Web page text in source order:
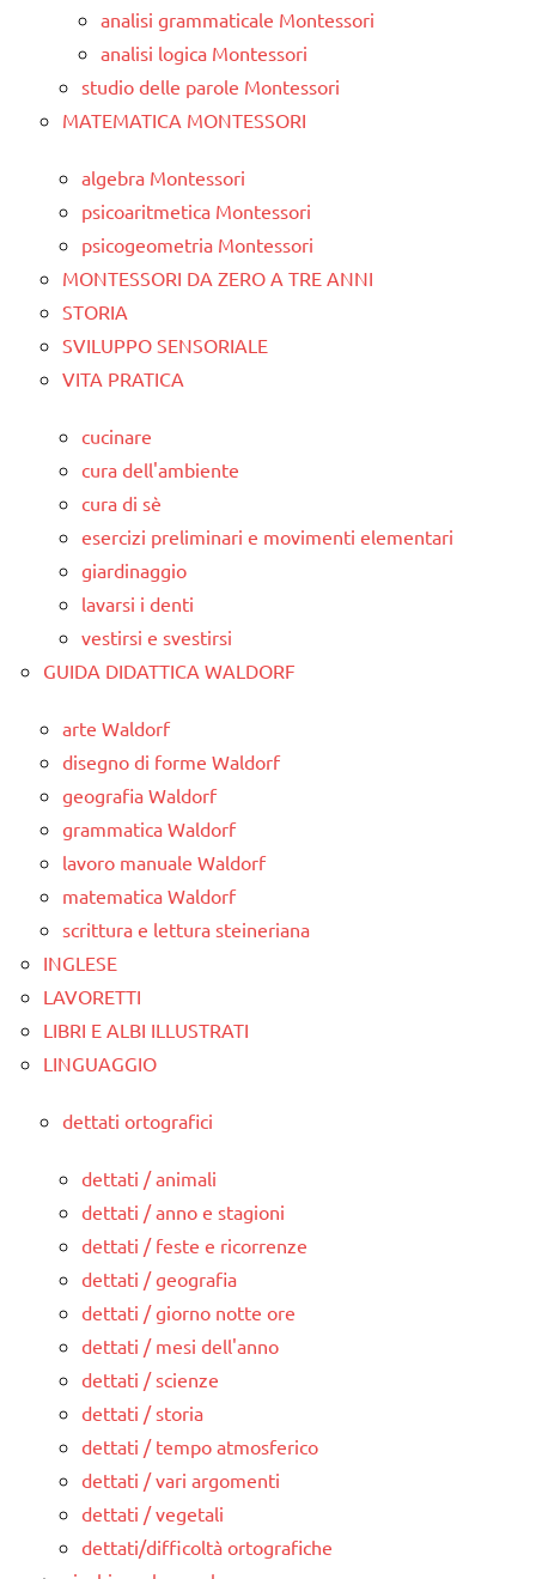
analisi grammaticale Montessori
analisi logica Montessori
studio delle parole Montessori
MATEMATICA MONTESSORI
algebra Montessori
psicoaritmetica Montessori
psicogeometria Montessori
MONTESSORI DA ZERO A TRE ANNI
STORIA
SVILUPPO SENSORIALE
VITA PRATICA
cucinare
cura dell'ambiente
cura di sè
esercizi preliminari e movimenti elementari
giardinaggio
lavarsi i denti
vestirsi e svestirsi
GUIDA DIDATTICA WALDORF
arte Waldorf
disegno di forme Waldorf
geografia Waldorf
grammatica Waldorf
lavoro manuale Waldorf
matematica Waldorf
scrittura e lettura steineriana
INGLESE
LAVORETTI
LIBRI E ALBI ILLUSTRATI
LINGUAGGIO
dettati ortografici
dettati / animali
dettati / anno e stagioni
dettati / feste e ricorrenze
dettati / geografia
dettati / giorno notte ore
dettati / mesi dell'anno
dettati / scienze
dettati / storia
dettati / tempo atmosferico
dettati / vari argomenti
dettati / vegetali
dettati/difficoltà ortografiche